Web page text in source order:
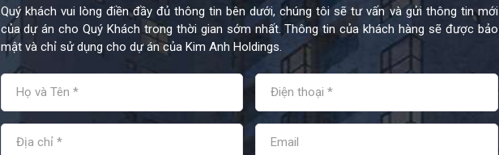
Quý khách vui lòng điền đầy đủ thông tin bên dưới, chúng tôi sẽ tư vấn và gửi thông tin mới
của dự án cho Quý Khách trong thời gian sớm nhất. Thông tin của khách hàng sẽ được bảo
mật và chỉ sử dụng cho dự án của Kim Anh Holdings.